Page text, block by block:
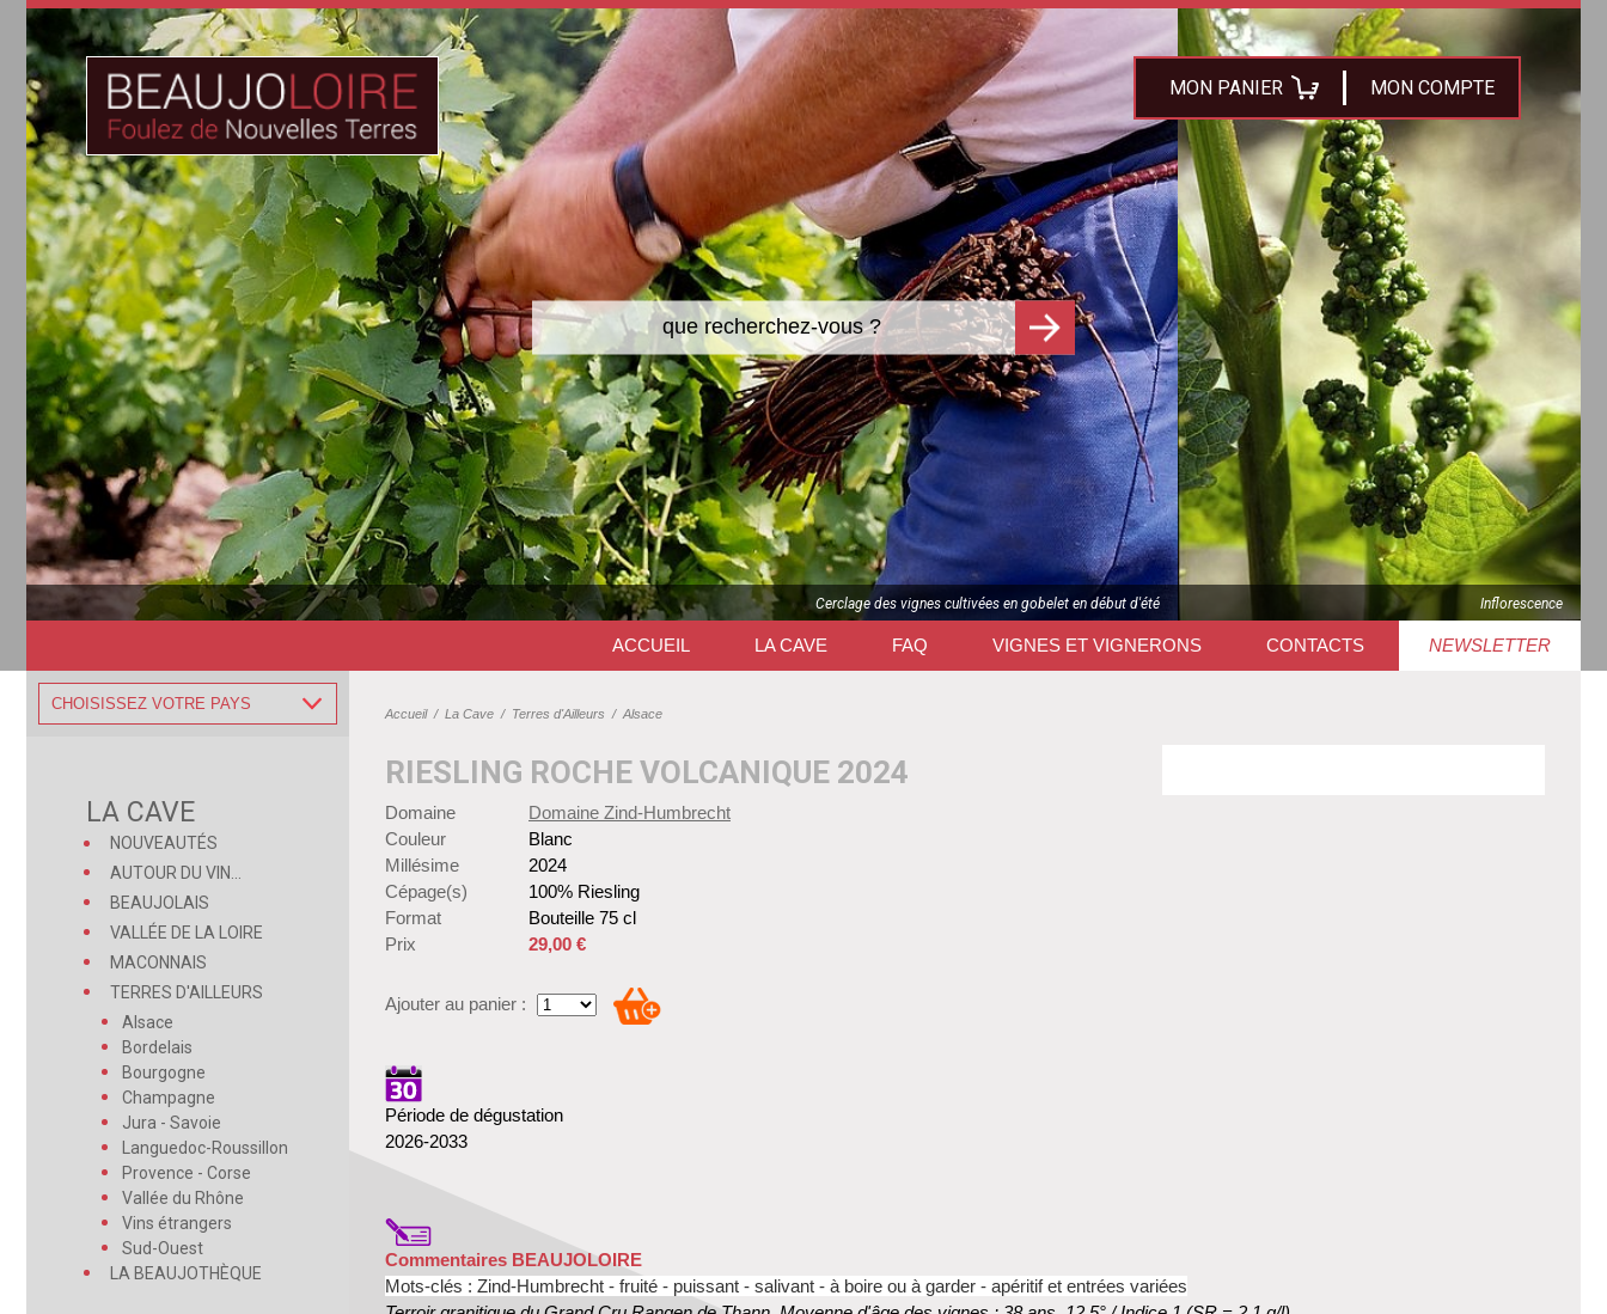
MON PANIER MON COMPTE
Cerclage des vignes cultivées en gobelet en début d'été Inflorescence
ACCUEIL LA CAVE FAQ VIGNES ET VIGNERONS CONTACTS NEWSLETTER
CHOISISSEZ VOTRE PAYS
LA CAVE
NOUVEAUTÉS
AUTOUR DU VIN...
BEAUJOLAIS
VALLÉE DE LA LOIRE
MACONNAIS
TERRES D'AILLEURS
Alsace
Bordelais
Bourgogne
Champagne
Jura - Savoie
Languedoc-Roussillon
Provence - Corse
Vallée du Rhône
Vins étrangers
Sud-Ouest
LA BEAUJOTHÈQUE
Accueil/ La Cave / Terres d'Ailleurs / Alsace
RIESLING ROCHE VOLCANIQUE 2024
Domaine
Domaine Zind-Humbrecht
Couleur
Blanc
Millésime
2024
Cépage(s)
100% Riesling
Format
Bouteille 75 cl
Prix
29,00 €
Ajouter au panier :
Période de dégustation
2026-2033
Commentaires BEAUJOLOIRE
Mots-clés : Zind-Humbrecht - fruité - puissant - salivant - à boire ou à garder - apéritif et entrées variées